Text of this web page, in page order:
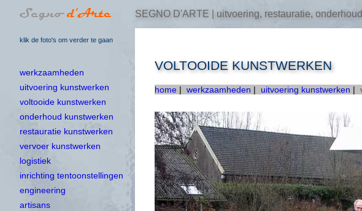
klik de foto's om verder te gaan
SEGNO D'ARTE | uitvoering, restauratie,
werkzaamheden
uitvoering kunstwerken
voltooide kunstwerken
onderhoud kunstwerken
restauratie kunstwerken
vervoer kunstwerken
logistiek
inrichting tentoonstellingen
engineering
artisans
VOLTOOIDE KUNSTWERKEN
home | werkzaamheden | uitvoering kunstwerken |